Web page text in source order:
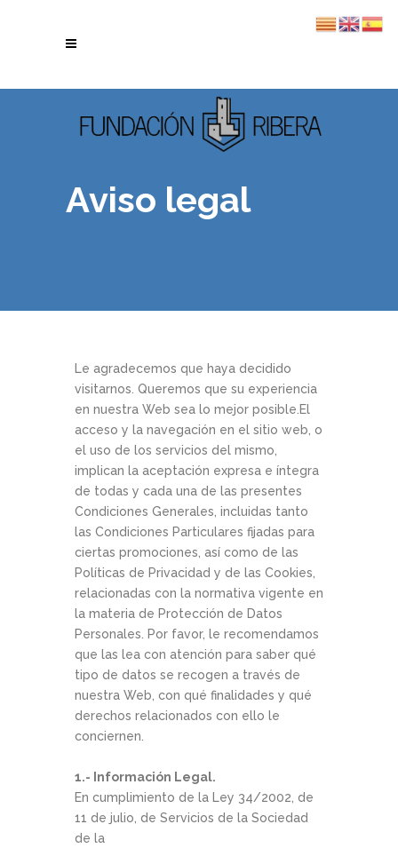
Aviso legal
Le agradecemos que haya decidido
visitarnos. Queremos que su experiencia
en nuestra Web sea lo mejor posible.El
acceso y la navegación en el sitio web, o
el uso de los servicios del mismo,
implican la aceptación expresa e íntegra
de todas y cada una de las presentes
Condiciones Generales, incluidas tanto
las Condiciones Particulares fijadas para
ciertas promociones, así como de las
Políticas de Privacidad y de las Cookies,
relacionadas con la normativa vigente en
la materia de Protección de Datos
Personales. Por favor, le recomendamos
que las lea con atención para saber qué
tipo de datos se recogen a través de
nuestra Web, con qué finalidades y qué
derechos relacionados con ello le
conciernen.
1.- Información Legal.
En cumplimiento de la Ley 34/2002, de
11 de julio, de Servicios de la Sociedad
de la